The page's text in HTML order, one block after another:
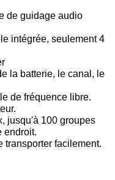
de guidage audio
intégrée, seulement 4
la batterie, le canal, le
de fréquence libre.
jusqu'à 100 groupes
endroit.
transporter facilement.